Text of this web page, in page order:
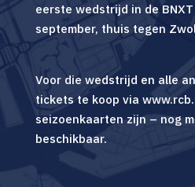
eerste wedstrijd in de
september, thuis tegen
Voor die wedstrijd en alle
tickets te koop via
seizoenkaarten zijn – nog
beschikbaar.